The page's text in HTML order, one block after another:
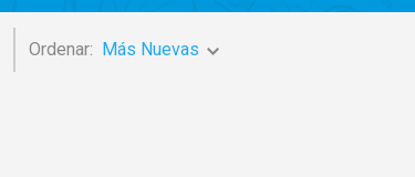
Ordenar: Más Nuevas